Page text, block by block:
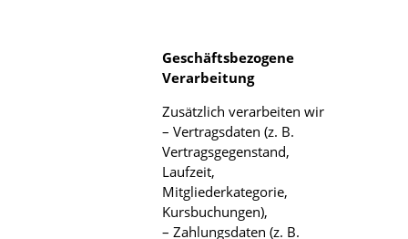
Geschäftsbezogene
Verarbeitung
Zusätzlich verarbeiten wir
– Vertragsdaten (z. B.
Vertragsgegenstand,
Laufzeit,
Mitgliederkategorie,
Kursbuchungen),
– Zahlungsdaten (z. B.